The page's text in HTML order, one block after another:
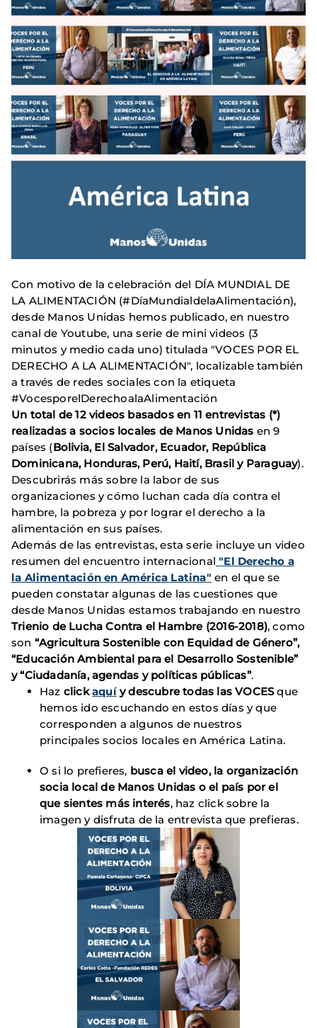
Con motivo de la celebración del DÍA MUNDIAL DE
LA ALIMENTACIÓN (#DíaMundialdelaAlimentación),
desde Manos Unidas hemos publicado, en nuestro
canal de Youtube, una serie de mini videos (3
minutos y medio cada uno) titulada "VOCES POR EL
DERECHO A LA ALIMENTACIÓN", localizable también
a través de redes sociales con la etiqueta
#VocesporelDerechoalaAlimentación
Un total de 12 videos basados en 11 entrevistas (*)
realizadas a socios locales de Manos Unidas en 9
países (Bolivia, El Salvador, Ecuador, República
Dominicana, Honduras, Perú, Haití, Brasil y Paraguay).
Descubrirás más sobre la labor de sus
organizaciones y cómo luchan cada día contra el
hambre, la pobreza y por lograr el derecho a la
alimentación en sus países.
Además de las entrevistas, esta serie incluye un video
resumen del encuentro internacional "El Derecho a
la Alimentación en América Latina" en el que se
pueden constatar algunas de las cuestiones que
desde Manos Unidas estamos trabajando en nuestro
Trienio de Lucha Contra el Hambre (2016-2018), como
son “Agricultura Sostenible con Equidad de Género”,
“Educación Ambiental para el Desarrollo Sostenible”
y “Ciudadanía, agendas y políticas públicas”.
Haz clickaquíy descubre todas las VOCESque
hemos ido escuchando en estos días y que
corresponden a algunos de nuestros
principales socios locales en América Latina.
O si lo prefieres, busca el video, la organización
socia local de Manos Unidas o el país por el
que sientes más interés, haz click sobre la
imagen y disfruta de la entrevista que prefieras.